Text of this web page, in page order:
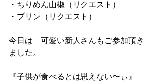
・ちりめん山椒（リクエスト）
・プリン（リクエスト）
今日は　可愛い新人さんもご参加頂き
ました。
『子供が食べるとは思えない〜ぃ』